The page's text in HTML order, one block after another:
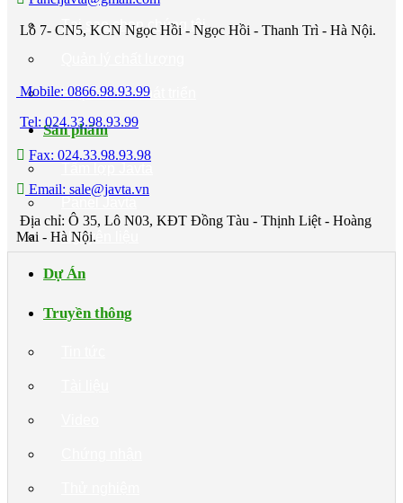
Tại sao chọn chúng tôi
Hợp tác và Phát triển
Sản phẩm
Nguyên liệu
Dự Án
Truyền thông
Lô 7- CN5, KCN Ngọc Hồi - Ngọc Hồi - Thanh Trì - Hà Nội.
Mobile: 0866.98.93.99
Tel: 024.33.98.93.99
Fax: 024.33.98.93.98
Email: sale@javta.vn
Địa chỉ: Ô 35, Lô N03, KĐT Đồng Tàu - Thịnh Liệt - Hoàng
Mai - Hà Nội.